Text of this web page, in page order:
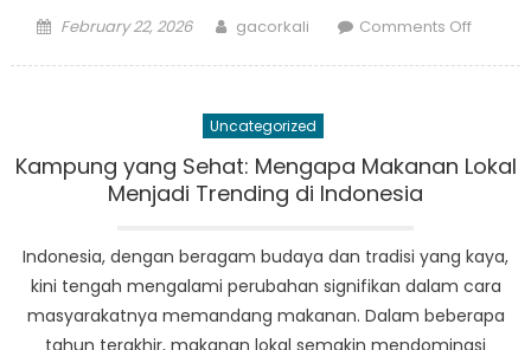
Posted
February 22, 2026 Author
gacorkali Comments Offon
Sungai
dan
Harta
Benda
Uncategorized
Kampung yang Sehat: Mengapa Makanan Lokal
Menjadi Trending di Indonesia
Indonesia, dengan beragam budaya dan tradisi yang kaya,
kini tengah mengalami perubahan signifikan dalam cara
masyarakatnya memandang makanan. Dalam beberapa
tahun terakhir, makanan lokal semakin mendominasi